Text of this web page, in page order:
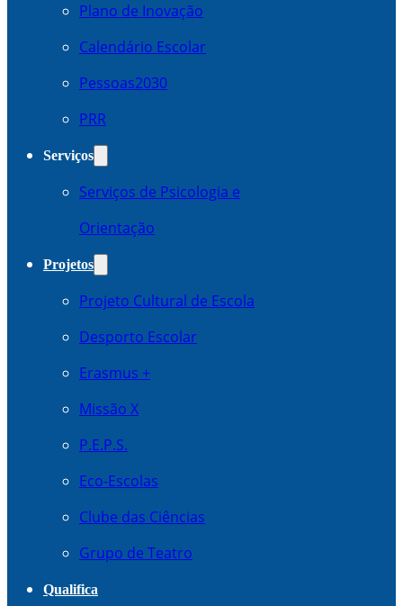
Plano de Inovação
Calendário Escolar
Pessoas2030
PRR
Serviços
Serviços de Psicologia e
Orientação
Projetos
Projeto Cultural de Escola
Desporto Escolar
Erasmus +
Missão X
P.E.P.S.
Eco-Escolas
Clube das Ciências
Grupo de Teatro
Qualifica